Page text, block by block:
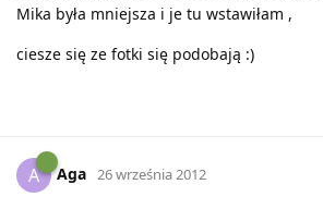
Mika była mniejsza i je tu wstawiłam ,
ciesze się ze fotki się podobają :)
A Aga 26 września 2012